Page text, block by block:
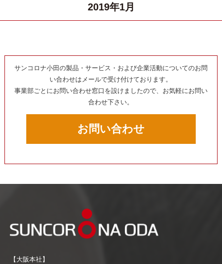
2019年1月
サンコロナ小田の製品・サービス・および企業活動についてのお問
い合わせはメールで受け付けております。
事業部ごとにお問い合わせ窓口を設けましたので、お気軽にお問い
合わせ下さい。
お問い合わせ
【大阪本社】